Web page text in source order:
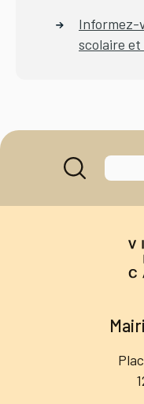
Informez-
scolaire et